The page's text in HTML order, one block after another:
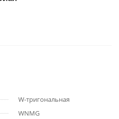
W-тригональная
WNMG